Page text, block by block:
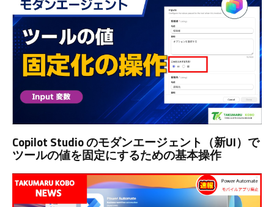
Copilot Studio のモダンエージェント（新UI）で
ツールの値を固定にするための基本操作